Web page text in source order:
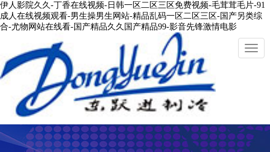
伊人影院久久-丁香在线视频-日韩一区二区三区免费视频-毛茸茸毛片-91
成人在线视频观看-男生操男生网站-精品乱码一区二区三区-国产另类综
合-尤物网站在线看-国产精品久久国产精品99-影音先锋激情电影
切
換